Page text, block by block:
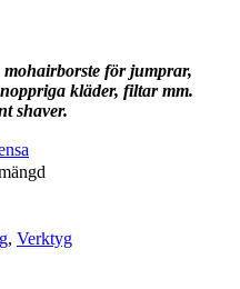
för jumprar,
kläder, filtar mm.
shaver.
, Verktyg